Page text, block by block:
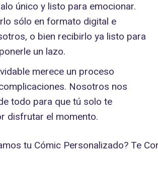
único y listo para emocionar.
sólo en formato digital e
o bien recibirlo ya listo para
un lazo.
merece un proceso
Nosotros nos
todo para que tú solo te
disfrutar el momento.